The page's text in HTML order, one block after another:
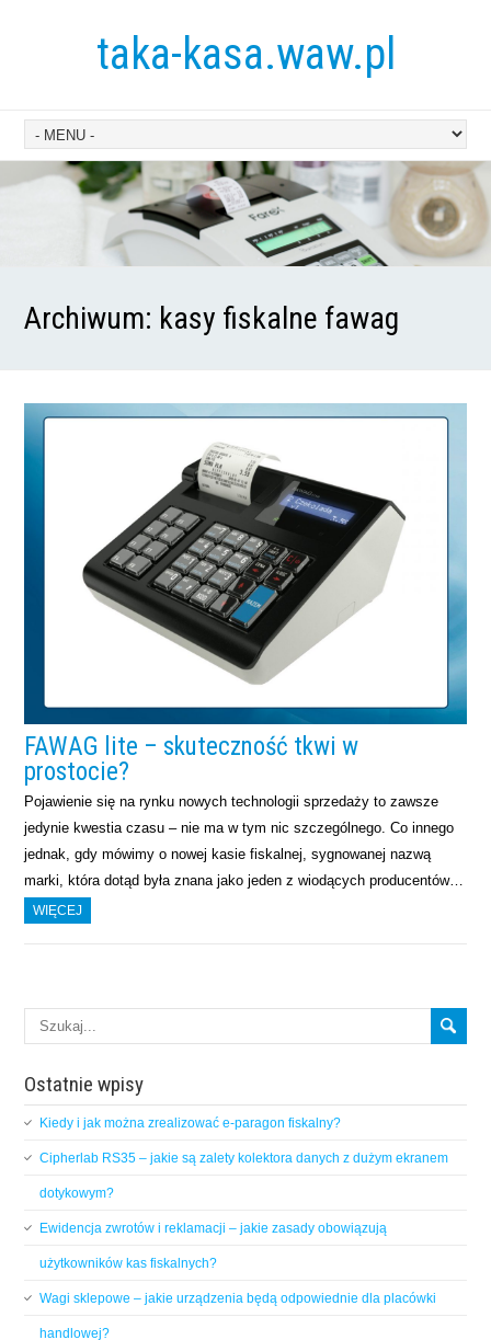
taka-kasa.waw.pl
Archiwum: kasy fiskalne fawag
FAWAG lite – skuteczność tkwi w
prostocie?
Pojawienie się na rynku nowych technologii sprzedaży to zawsze
jedynie kwestia czasu – nie ma w tym nic szczególnego. Co innego
jednak, gdy mówimy o nowej kasie fiskalnej, sygnowanej nazwą
marki, która dotąd była znana jako jeden z wiodących producentów…
WIĘCEJ
Ostatnie wpisy
Kiedy i jak można zrealizować e-paragon fiskalny?
Cipherlab RS35 – jakie są zalety kolektora danych z dużym ekranem
dotykowym?
Ewidencja zwrotów i reklamacji – jakie zasady obowiązują
użytkowników kas fiskalnych?
Wagi sklepowe – jakie urządzenia będą odpowiednie dla placówki
handlowej?